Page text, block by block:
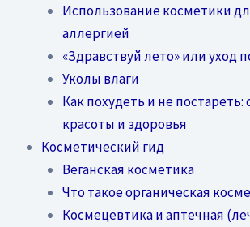
Использование косметики
аллергией
«Здравствуй лето» или уход
Уколы влаги
Как похудеть и не постареть:
красоты и здоровья
Косметический гид
Веганская косметика
Что такое органическая
Космецевтика и аптечная